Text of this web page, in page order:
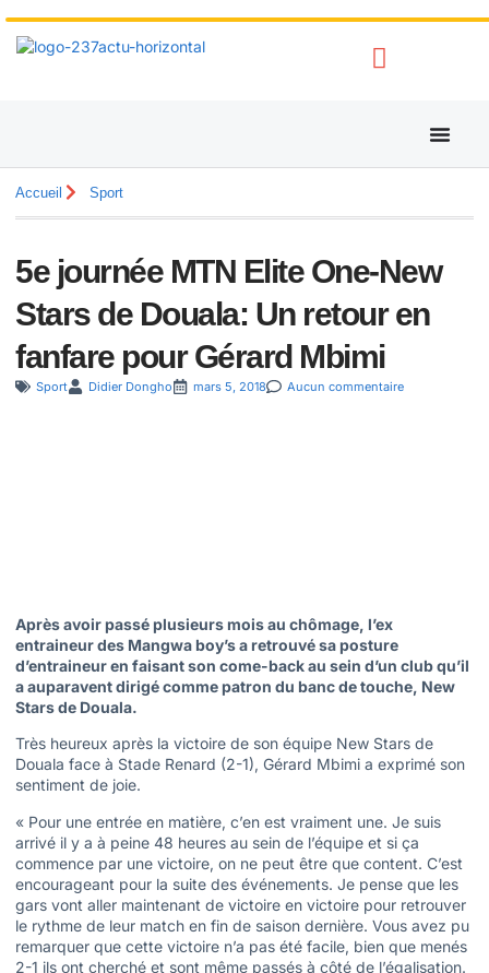
Accueil Sport
5e journée MTN Elite One-New
Stars de Douala: Un retour en
fanfare pour Gérard Mbimi
Sport Didier Dongho mars 5, 2018 Aucun commentaire
Après avoir passé plusieurs mois au chômage, l’ex
entraineur des Mangwa boy’s a retrouvé sa posture
d’entraineur en faisant son come-back au sein d’un club qu’il
a auparavent dirigé comme patron du banc de touche, New
Stars de Douala.
Très heureux après la victoire de son équipe New Stars de
Douala face à Stade Renard (2-1), Gérard Mbimi a exprimé son
sentiment de joie.
« Pour une entrée en matière, c’en est vraiment une. Je suis
arrivé il y a à peine 48 heures au sein de l’équipe et si ça
commence par une victoire, on ne peut être que content. C’est
encourageant pour la suite des événements. Je pense que les
gars vont aller maintenant de victoire en victoire pour retrouver
le rythme de leur match en fin de saison dernière. Vous avez pu
remarquer que cette victoire n’a pas été facile, bien que menés
2-1 ils ont cherché et sont même passés à côté de l’égalisation.